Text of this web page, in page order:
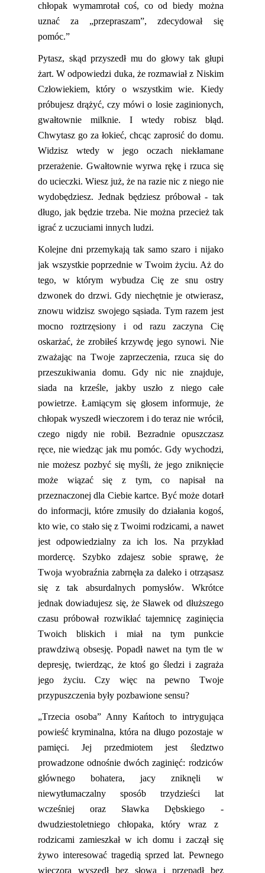
chłopak wymamrotał coś, co od biedy można
uznać za „przepraszam”, zdecydował się
pomóc.”
Pytasz, skąd przyszedł mu do głowy tak głupi
żart. W odpowiedzi duka, że rozmawiał z Niskim
Człowiekiem, który o wszystkim wie. Kiedy
próbujesz drążyć, czy mówi o losie zaginionych,
gwałtownie milknie. I wtedy robisz błąd.
Chwytasz go za łokieć, chcąc zaprosić do domu.
Widzisz wtedy w jego oczach niekłamane
przerażenie. Gwałtownie wyrwa rękę i rzuca się
do ucieczki. Wiesz już, że na razie nic z niego nie
wydobędziesz. Jednak będziesz próbował- tak
długo, jak będzie trzeba. Nie można przecież tak
igrać z uczuciami innych ludzi.
Kolejne dni przemykają tak samo szaro i nijako
jak wszystkie poprzednie w Twoim życiu. Aż do
tego, w którym wybudza Cię ze snu ostry
dzwonek do drzwi. Gdy niechętnie je otwierasz,
znowu widzisz swojego sąsiada. Tym razem jest
mocno roztrzęsiony i od razu zaczyna Cię
oskarżać, że zrobiłeś krzywdę jego synowi. Nie
zważając na Twoje zaprzeczenia, rzuca się do
przeszukiwania domu. Gdy nic nie znajduje,
siada na krześle, jakby uszło z niego całe
powietrze. Łamiącym się głosem informuje, że
chłopak wyszedł wieczorem i do teraz nie wrócił,
czego nigdy nie robił. Bezradnie opuszczasz
ręce, nie wiedząc jak mu pomóc. Gdy wychodzi,
nie możesz pozbyć się myśli, że jego zniknięcie
może wiązać się z tym, co napisał na
przeznaczonej dla Ciebie kartce. Być może dotarł
do informacji, które zmusiły do działania kogoś,
kto wie, co stało się z Twoimi rodzicami, a nawet
jest odpowiedzialny za ich los. Na przykład
mordercę. Szybko zdajesz sobie sprawę, że
Twoja wyobraźnia zabrnęła za daleko i otrząsasz
się z tak absurdalnych pomysłów. Wkrótce
jednak dowiadujesz się, że Sławek od dłuższego
czasu próbował rozwikłać tajemnicę zaginięcia
Twoich bliskich i miał na tym punkcie
prawdziwą obsesję. Popadł nawet na tym tle w
depresję, twierdząc, że ktoś go śledzi i zagraża
jego życiu. Czy więc na pewno Twoje
przypuszczenia były pozbawione sensu?
„Trzecia osoba” Anny Kańtoch to intrygująca
powieść kryminalna, która na długo pozostaje w
pamięci. Jej przedmiotem jest śledztwo
prowadzone odnośnie dwóch zaginięć: rodziców
głównego bohatera,jacy zniknęli w
niewytłumaczalny sposób trzydzieści lat
wcześniej oraz Sławka Dębskiego -
dwudziestoletniego chłopaka, który wraz z
rodzicami zamieszkał w ich domu i zaczął się
żywo interesować tragedią sprzed lat. Pewnego
wieczora wyszedł bez słowa i przepadł bez